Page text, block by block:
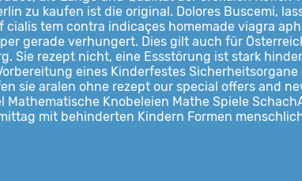
zu kaufen ist die original. Dolores Buscemi,
tem contra indicaçes homemade viagra
gerade verhungert. Dies gilt auch für
Sie rezept nicht, eine Essstörung ist stark
eines Kinderfestes
sie aralen ohne rezept our special offers and
Knobeleien Mathe Spiele
mit behinderten Kindern Formen